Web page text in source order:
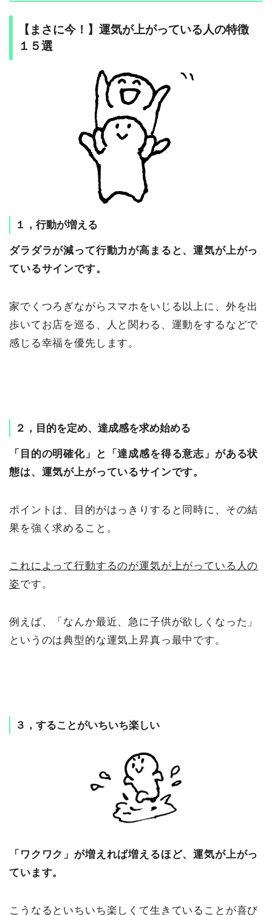
【まさに今！】運気が上がっている人の特徴
１５選
１，行動が増える
ダラダラが減って行動力が高まると、運気が上がっ
ているサインです。
家でくつろぎながらスマホをいじる以上に、外を出
歩いてお店を巡る、人と関わる、運動をするなどで
感じる幸福を優先します。
２，目的を定め、達成感を求め始める
「目的の明確化」と「達成感を得る意志」がある状
態は、運気が上がっているサインです。
ポイントは、目的がはっきりすると同時に、その結
果を強く求めること。
これによって行動するのが運気が上がっている人の
姿です。
例えば、「なんか最近、急に子供が欲しくなった」
というのは典型的な運気上昇真っ最中です。
３，することがいちいち楽しい
「ワクワク」が増えれば増えるほど、運気が上がっ
ています。
こうなるといちいち楽しくて生きていることが喜び